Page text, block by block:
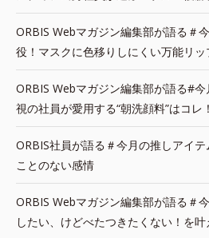
ORBIS Webマガジン編集部が語る＃
役！マスクに色移りしにくい万能リッ
ORBIS Webマガジン編集部が語る#
視の社員が愛用する“朝洗顔料”はコレ！
ORBIS社員が語る＃今月の推しアイ
ことのない感情
ORBIS Webマガジン編集部が語る＃
したい、けどべたつきたくない！を